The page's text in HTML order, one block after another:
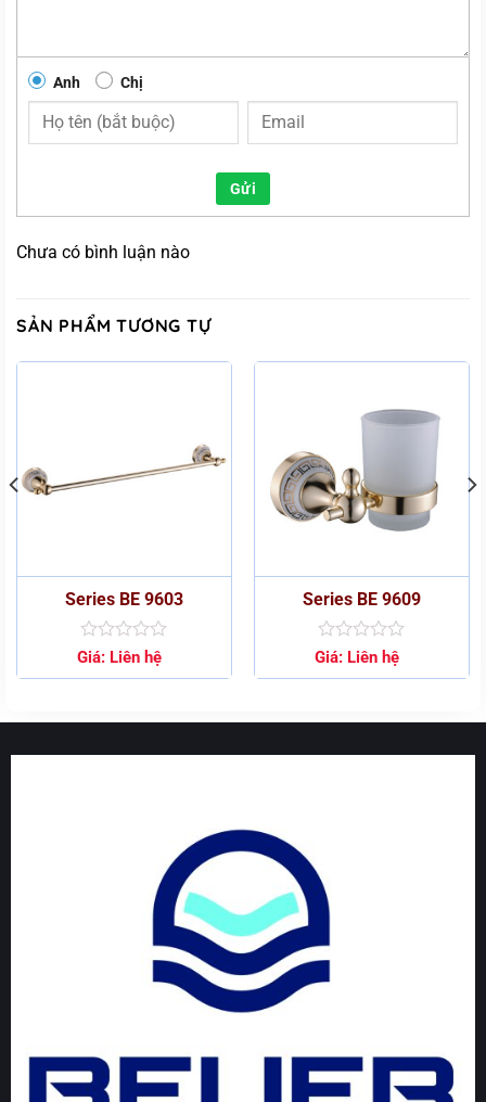
Anh Chị
Gửi
Chưa có bình luận nào
SẢN PHẨM TƯƠNG TỰ
Series BE 9603
Được
5
Giá: Liên hệ
Series BE 9609
Được
5
Giá: Liên hệ